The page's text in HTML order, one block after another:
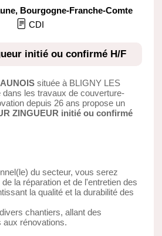
, Bourgogne-Franche-Comte
CDI
initié ou confirmé H/F
située à BLIGNY LES
les travaux de couverture-
depuis 26 ans propose un
ZINGUEUR initié ou confirmé
du secteur, vous serez
la réparation et de l'entretien des
la qualité et la durabilité des
chantiers, allant des
rénovations.